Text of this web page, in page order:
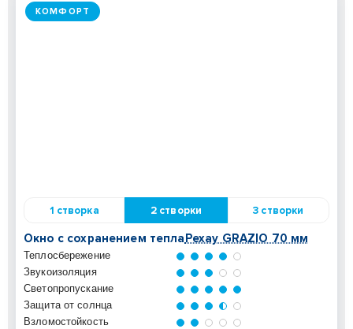
КОМФОРТ
1 створка 2 створки 3 створки
Окно с сохранением теплаРехау GRAZIO 70 мм
Теплосбережение
Звукоизоляция
Светопропускание
Защита от солнца
Взломостойкость